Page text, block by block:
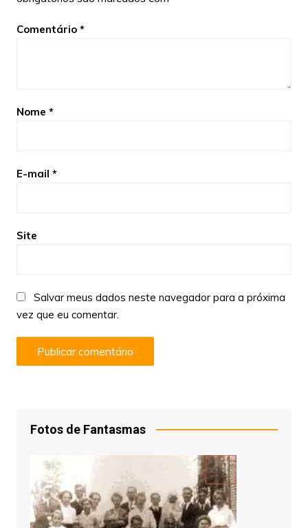
Comentário *
Nome *
E-mail *
Site
Salvar meus dados neste navegador para a próxima
vez que eu comentar.
Fotos de Fantasmas